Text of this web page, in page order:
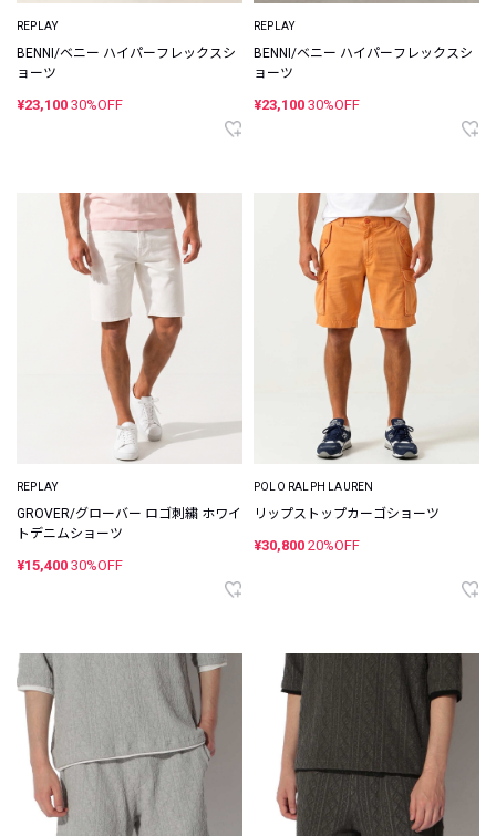
REPLAY
BENNI/ベニー ハイパーフレックスシ
ョーツ
¥23,100 30%OFF
REPLAY
BENNI/ベニー ハイパーフレックスシ
ョーツ
¥23,100 30%OFF
REPLAY
GROVER/グローバー ロゴ刺繍 ホワイ
トデニムショーツ
¥15,400 30%OFF
POLO RALPH LAUREN
リップストップカーゴショーツ
¥30,800 20%OFF